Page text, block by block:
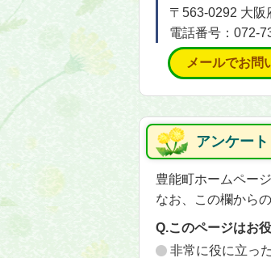
〒563-0292 大
電話番号：072-
メールでお問
アンケート
豊能町ホームペー
なお、この欄から
Q.このページはお
非常に役に立った